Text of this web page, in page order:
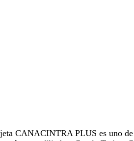
CANACINTRA PLUS es uno